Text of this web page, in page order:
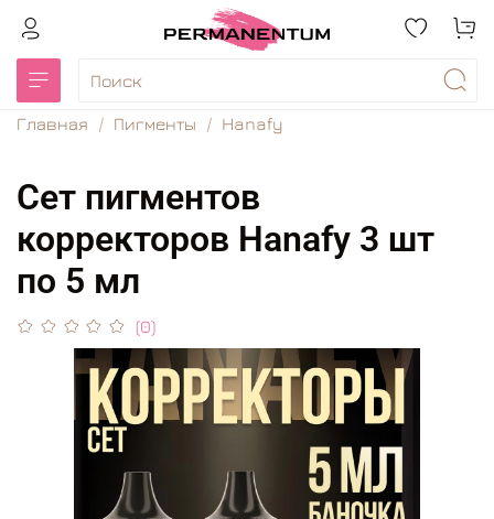
Главная Пигменты Hanafy
Сет пигментов
корректоров Hanafy 3 шт
по 5 мл
(0)